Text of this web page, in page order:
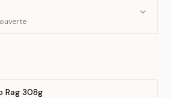
ouverte
Rag 308g